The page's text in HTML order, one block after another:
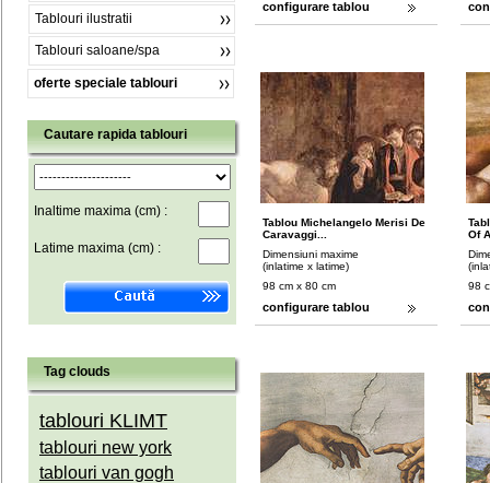
Tablouri ilustratii
Tablouri saloane/spa
oferte speciale tablouri
Cautare rapida tablouri
Inaltime maxima (cm) :
Latime maxima (cm) :
Tag clouds
tablouri KLIMT
tablouri new york
tablouri van gogh
configurare tablou
Tablou Michelangelo Merisi De
Caravaggi...
Dimensiuni maxime
(inlatime x latime)
98 cm x 80 cm
configurare tablou
Of
98